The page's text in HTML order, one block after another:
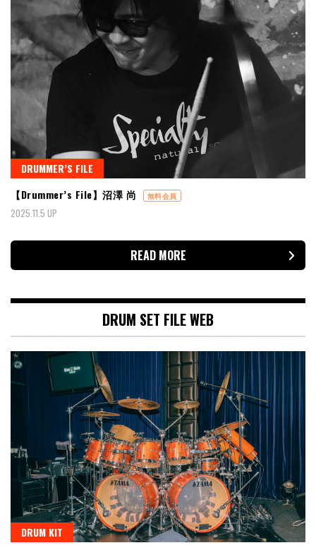
DRUMMER’S FILE
【Drummer’s File】沼澤 尚
無料会員
2025.11.5 UP
READ MORE
DRUM SET FILE WEB
DRUM KIT